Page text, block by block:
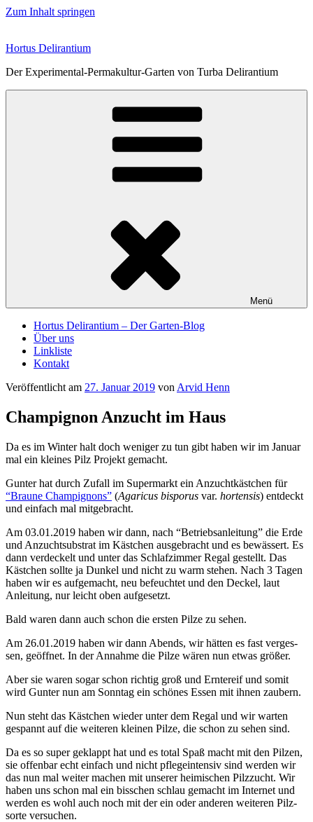
Zum Inhalt springen
Hortus Delirantium
Der Experimental-Permakultur-Garten von Turba Delirantium
Menü
Hortus Delirantium – Der Garten-Blog
Über uns
Linkliste
Kontakt
Veröffentlicht am 27. Januar 2019 von Arvid Henn
Champignon Anzucht im Haus
Da es im Win­ter halt doch weni­ger zu tun gibt haben wir im Janu­ar
mal ein klei­nes Pilz Pro­jekt gemacht.
Gun­ter hat durch Zufall im Super­markt ein Anzucht­käst­chen für
“Brau­ne Cham­pi­gnons” (Aga­ri­cus bispo­rus var. hor­ten­sis) ent­deckt
und ein­fach mal mitgebracht.
Am 03.01.2019 haben wir dann, nach “Betriebs­an­lei­tung” die Erde
und Anzucht­sub­strat im Käst­chen aus­ge­bracht und es bewäs­sert. Es
dann ver­de­ckelt und unter das Schlaf­zim­mer Regal gestellt. Das
Käst­chen soll­te ja Dun­kel und nicht zu warm ste­hen. Nach 3 Tagen
haben wir es auf­ge­macht, neu befeuch­tet und den Deckel, laut
Anlei­tung, nur leicht oben aufgesetzt.
Bald waren dann auch schon die ers­ten Pil­ze zu sehen.
Am 26.01.2019 haben wir dann Abends, wir hät­ten es fast ver­ges­
sen, geöff­net. In der Annah­me die Pil­ze wären nun etwas grö­ßer.
Aber sie waren sogar schon rich­tig groß und Ern­te­reif und somit
wird Gun­ter nun am Sonn­tag ein schö­nes Essen mit ihnen zaubern.
Nun steht das Käst­chen wie­der unter dem Regal und wir war­ten
gespannt auf die wei­te­ren klei­nen Pil­ze, die schon zu sehen sind.
Da es so super geklappt hat und es total Spaß macht mit den Pil­zen,
sie offen­bar echt ein­fach und nicht pfle­ge­inten­siv sind wer­den wir
das nun mal wei­ter machen mit unse­rer hei­mi­schen Pilz­zucht. Wir
haben uns schon mal ein biss­chen schlau gemacht im Inter­net und
wer­den es wohl auch noch mit der ein oder ande­ren wei­te­ren Pilz­
sor­te versuchen.